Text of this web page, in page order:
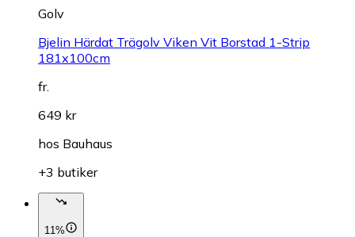
Golv
Bjelin Härdat Trägolv Viken Vit Borstad 1-Strip
181x100cm
fr.
649 kr
hos Bauhaus
+3 butiker
11%